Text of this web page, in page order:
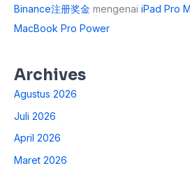
Binance注册奖金 mengenai iPad Pro
MacBook Pro Power
Archives
Agustus 2026
Juli 2026
April 2026
Maret 2026